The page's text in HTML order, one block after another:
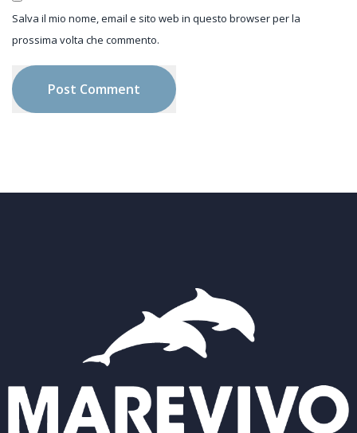
Salva il mio nome, email e sito web in questo browser per la
prossima volta che commento.
Post Comment